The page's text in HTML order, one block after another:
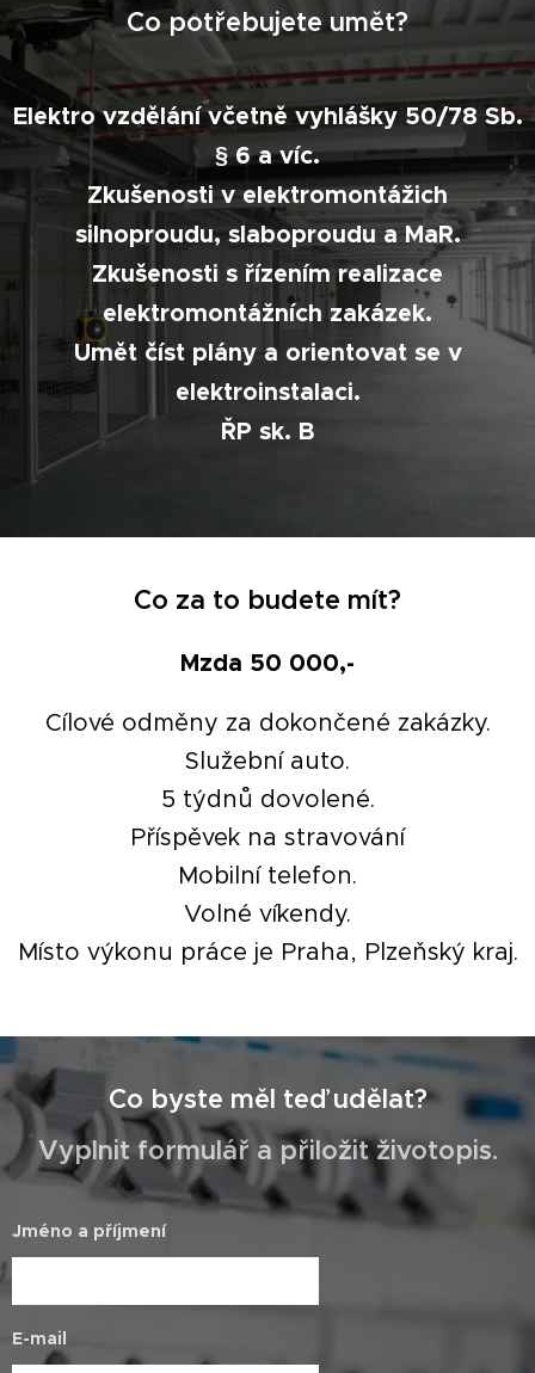
Co potřebujete umět?
Elektro vzdělání včetně vyhlášky 50/78 Sb.
§ 6 a víc.
Zkušenosti v elektromontážich
silnoproudu, slaboproudu a MaR.
Zkušenosti s řízením realizace
elektromontážních zakázek.
Umět číst plány a orientovat se v
elektroinstalaci.
ŘP sk. B
Co za to budete mít?
Mzda 50 000,-
Cílové odměny za dokončené zakázky.
Služební auto.
5 týdnů dovolené.
Příspěvek na stravování
Mobilní telefon.
Volné víkendy.
Místo výkonu práce je Praha, Plzeňský kraj.
Co byste měl teď udělat?
Vyplnit formulář a přiložit životopis.
Jméno a příjmení
E-mail